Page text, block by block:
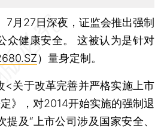
7月27日深夜，证监会推出强制
众健康安全。 这被认为是针对
）量身定制。
于改革完善并严格实施上市
》，对2014开始实施的强制退
及“上市公司涉及国家安全、